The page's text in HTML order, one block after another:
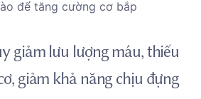
để tăng cường cơ bắp
giảm lưu lượng máu, thiếu
giảm khả năng chịu đựng